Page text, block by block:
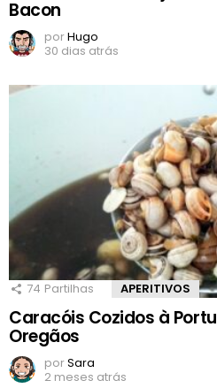
Bacon
porHugo
30 dias atrás
74 Partilhas APERITIVOS
Caracóis Cozidos à
Oregãos
porSara
2 meses atrás